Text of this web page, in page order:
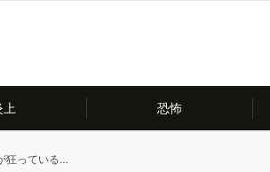
上 恐怖
狂っている…